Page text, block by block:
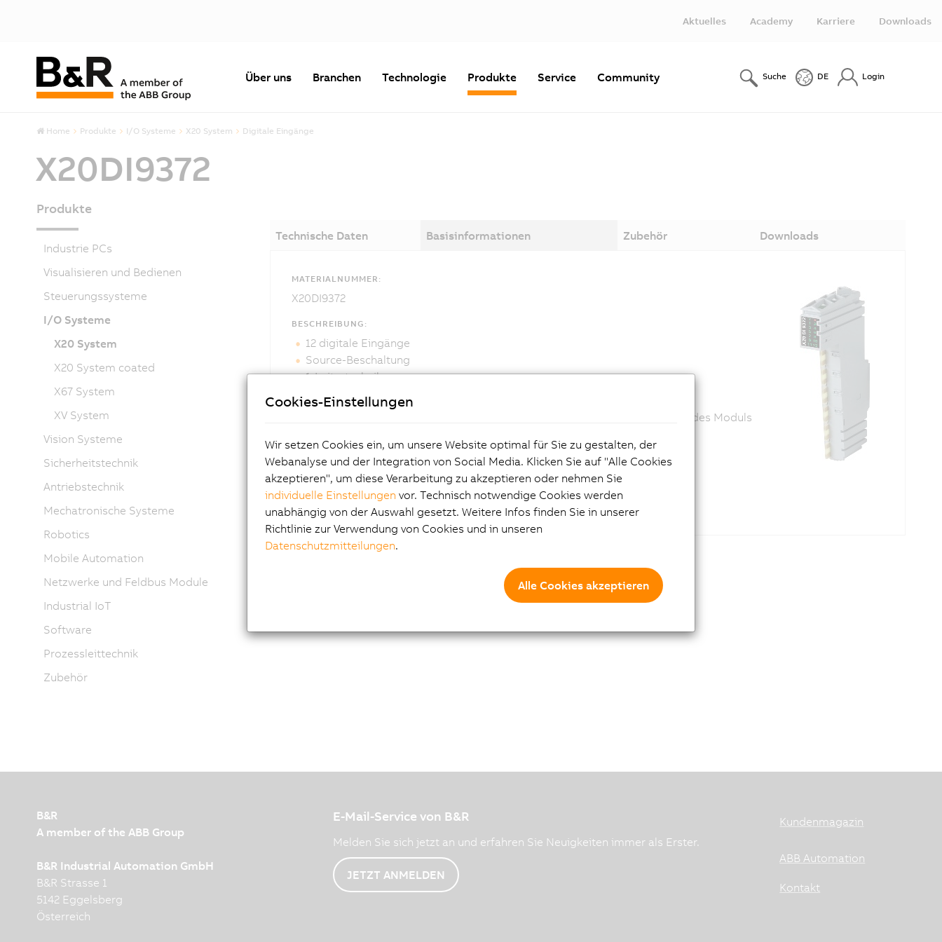
Aktuelles Academy Karriere Downloads
Über uns Branchen Technologie Produkte Service Community Suche DE Login
Home Produkte I/O Systeme X20 System Digitale Eingänge
X20DI9372
Technische Daten Basisinformationen Zubehör Downloads
MATERIALNUMMER:
X20DI9372
BESCHREIBUNG:
12 digitale Eingänge
Source-Beschaltung
1-Leitertechnik
Software-Eingangsfilter für gesamtes Modul einstellbar
Das Modul ist mit 12 Eingängen in 1-Leitertechnik ausgestattet. Die Eingänge des Moduls
Produkte
Industrie PCs
Visualisieren und Bedienen
Steuerungssysteme
I/O Systeme
X20 System
X20 System coated
X67 System
XV System
Vision Systeme
Sicherheitstechnik
Antriebstechnik
Mechatronische Systeme
Robotics
Mobile Automation
Netzwerke und Feldbus Module
Industrial IoT
Software
Prozessleittechnik
Zubehör
B&R
A member of the ABB Group
B&R Industrial Automation GmbH
B&R Strasse 1
5142 Eggelsberg
Österreich
E-Mail-Service von B&R
Melden Sie sich jetzt an und erfahren Sie Neuigkeiten immer als Erster.
JETZT ANMELDEN
Kundenmagazin
ABB Automation
Kontakt
Cookies-Einstellungen
Wir setzen Cookies ein, um unsere Website optimal für Sie zu gestalten, der
Webanalyse und der Integration von Social Media. Klicken Sie auf "Alle Cookies
akzeptieren", um diese Verarbeitung zu akzeptieren oder nehmen Sie
individuelle Einstellungen vor. Technisch notwendige Cookies werden
unabhängig von der Auswahl gesetzt. Weitere Infos finden Sie in unserer
Richtlinie zur Verwendung von Cookies und in unseren
Datenschutzmitteilungen.
Alle Cookies akzeptieren